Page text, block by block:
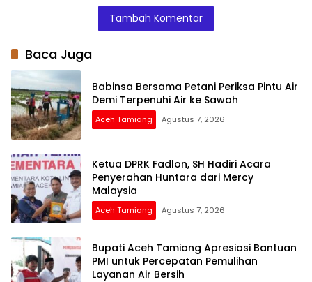
Fahmi
Normalisasi
Cegah Banjir
Tambah Komentar
Baca Juga
Babinsa Bersama Petani Periksa Pintu Air
Demi Terpenuhi Air ke Sawah
Aceh Tamiang Agustus 7, 2026
Ketua DPRK Fadlon, SH Hadiri Acara
Penyerahan Huntara dari Mercy
Malaysia
Aceh Tamiang Agustus 7, 2026
Bupati Aceh Tamiang Apresiasi Bantuan
PMI untuk Percepatan Pemulihan
Layanan Air Bersih